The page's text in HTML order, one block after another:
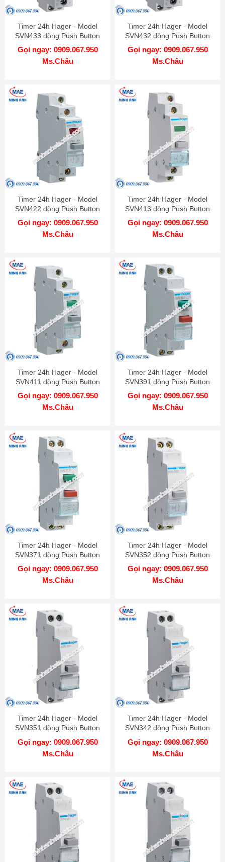
Timer 24h Hager - Model
SVN433 dòng Push Button
Gọi ngay: 0909.067.950
Ms.Châu
Timer 24h Hager - Model
SVN432 dòng Push Button
Gọi ngay: 0909.067.950
Ms.Châu
Timer 24h Hager - Model
SVN422 dòng Push Button
Gọi ngay: 0909.067.950
Ms.Châu
Timer 24h Hager - Model
SVN413 dòng Push Button
Gọi ngay: 0909.067.950
Ms.Châu
Timer 24h Hager - Model
SVN411 dòng Push Button
Gọi ngay: 0909.067.950
Ms.Châu
Timer 24h Hager - Model
SVN391 dòng Push Button
Gọi ngay: 0909.067.950
Ms.Châu
Timer 24h Hager - Model
SVN371 dòng Push Button
Gọi ngay: 0909.067.950
Ms.Châu
Timer 24h Hager - Model
SVN352 dòng Push Button
Gọi ngay: 0909.067.950
Ms.Châu
Timer 24h Hager - Model
SVN351 dòng Push Button
Gọi ngay: 0909.067.950
Ms.Châu
Timer 24h Hager - Model
SVN342 dòng Push Button
Gọi ngay: 0909.067.950
Ms.Châu